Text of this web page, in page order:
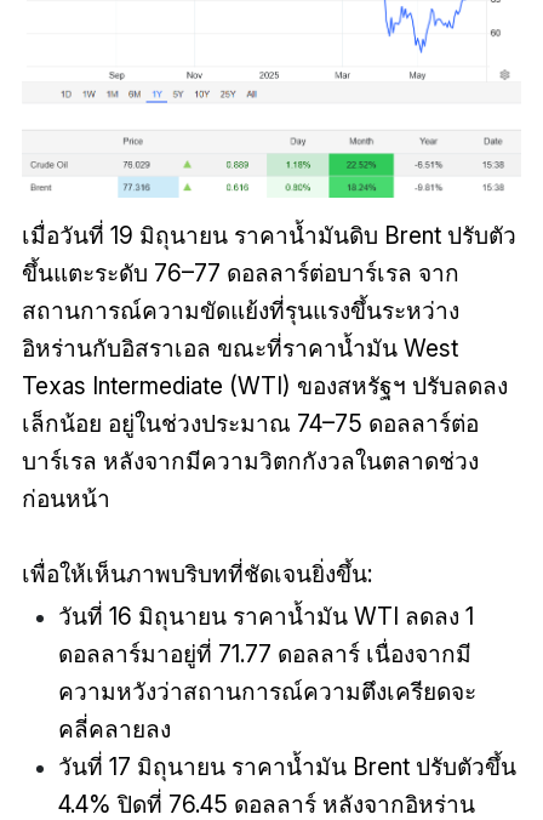
เมื่อวันที่ 19 มิถุนายน ราคาน้ำมันดิบ Brent ปรับตัว
ขึ้นแตะระดับ 76–77 ดอลลาร์ต่อบาร์เรล จาก
สถานการณ์ความขัดแย้งที่รุนแรงขึ้นระหว่าง
อิหร่านกับอิสราเอล ขณะที่ราคาน้ำมัน West
Texas Intermediate (WTI) ของสหรัฐฯ ปรับลดลง
เล็กน้อย อยู่ในช่วงประมาณ 74–75 ดอลลาร์ต่อ
บาร์เรล หลังจากมีความวิตกกังวลในตลาดช่วง
ก่อนหน้า
เพื่อให้เห็นภาพบริบทที่ชัดเจนยิ่งขึ้น:
วันที่ 16 มิถุนายน ราคาน้ำมัน WTI ลดลง 1
ดอลลาร์มาอยู่ที่ 71.77 ดอลลาร์ เนื่องจากมี
ความหวังว่าสถานการณ์ความตึงเครียดจะ
คลี่คลายลง
วันที่ 17 มิถุนายน ราคาน้ำมัน Brent ปรับตัวขึ้น
4.4% ปิดที่ 76.45 ดอลลาร์ หลังจากอิหร่าน